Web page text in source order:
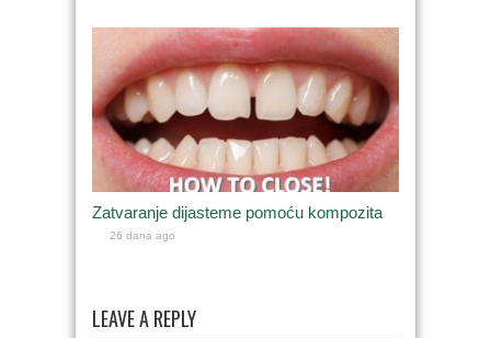
Zatvaranje dijasteme pomoću kompozita
26 dana ago
LEAVE A REPLY